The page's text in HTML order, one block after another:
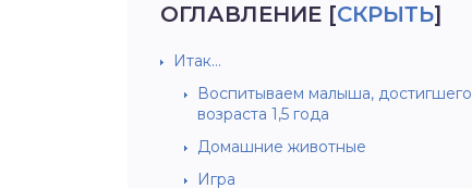
ОГЛАВЛЕНИЕ [СКРЫТЬ]
Итак…
Воспитываем малыша, достигшего
возраста 1,5 года
Домашние животные
Игра